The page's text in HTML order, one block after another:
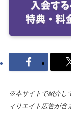
※本サイトで紹介し
ィリエイト広告が含